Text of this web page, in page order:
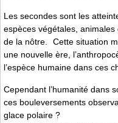
Les secondes sont les
espèces végétales,
de la nôtre. Cette situation
une nouvelle ère,
l’espèce humaine dans ces
Cependant l’humanité dans
ces bouleversements
glace polaire ?